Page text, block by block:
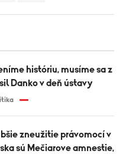
Danko v deň ústavy
sú Mečiarove amnestie,